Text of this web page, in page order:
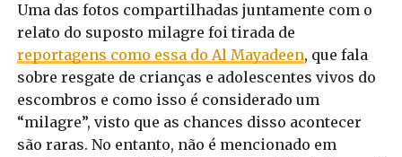
Uma das fotos compartilhadas juntamente com o
relato do suposto milagre foi tirada de
reportagens como essa do Al Mayadeen, que fala
sobre resgate de crianças e adolescentes vivos do
escombros e como isso é considerado um
“milagre”, visto que as chances disso acontecer
são raras. No entanto, não é mencionado em